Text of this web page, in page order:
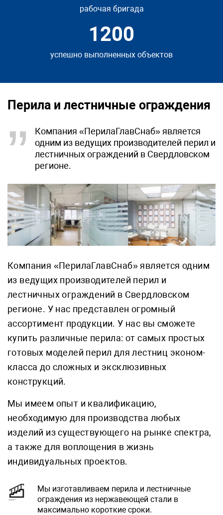
рабочая бригада
1200
успешно выполненных объектов
Перила и лестничные ограждения
Компания «ПерилаГлавСнаб» является
одним из ведущих производителей перил и
лестничных ограждений в Свердловском
регионе.
Компания «ПерилаГлавСнаб» является одним
из ведущих производителей перил и
лестничных ограждений в Свердловском
регионе. У нас представлен огромный
ассортимент продукции. У нас вы сможете
купить различные перила: от самых простых
готовых моделей перил для лестниц эконом-
класса до сложных и эксклюзивных
конструкций.
Мы имеем опыт и квалификацию,
необходимую для производства любых
изделий из существующего на рынке спектра,
а также для воплощения в жизнь
индивидуальных проектов.
Мы изготавливаем перила и лестничные
ограждения из нержавеющей стали в
максимально короткие сроки.